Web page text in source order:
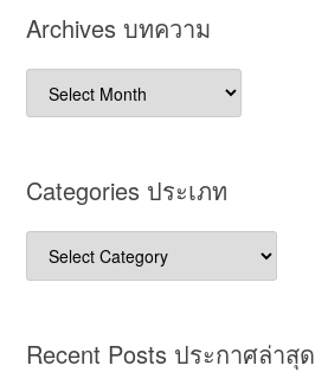
Archives บทความ
Archives
บทความ
Categories ประเภท
Categories
ประเภท
Recent Posts ประกาศล่าสุด